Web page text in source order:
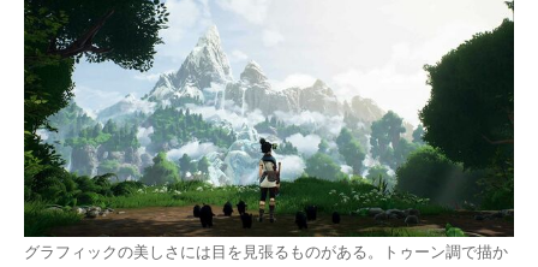
グラフィックの美しさには目を見張るものがある。トゥーン調で描か